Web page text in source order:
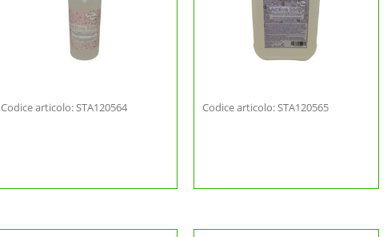
Codice articolo: STA120564 Codice articolo: STA120565